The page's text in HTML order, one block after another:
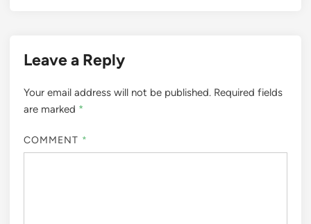
Leave a Reply
Your email address will not be published. Required fields
are marked *
COMMENT *